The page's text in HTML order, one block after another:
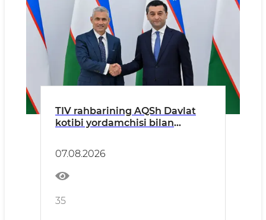
TIV rahbarining AQSh Davlat
kotibi yordamchisi bilan
07.08.2026
35